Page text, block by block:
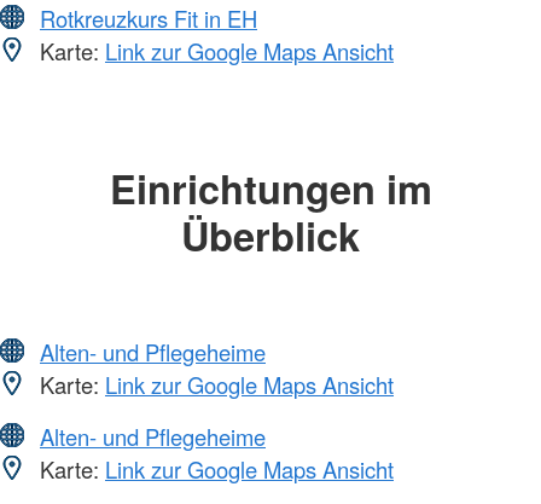
Rotkreuzkurs Fit in EH
Karte: Link zur Google Maps Ansicht
Einrichtungen im
Überblick
Alten- und Pflegeheime
Karte: Link zur Google Maps Ansicht
Alten- und Pflegeheime
Karte: Link zur Google Maps Ansicht